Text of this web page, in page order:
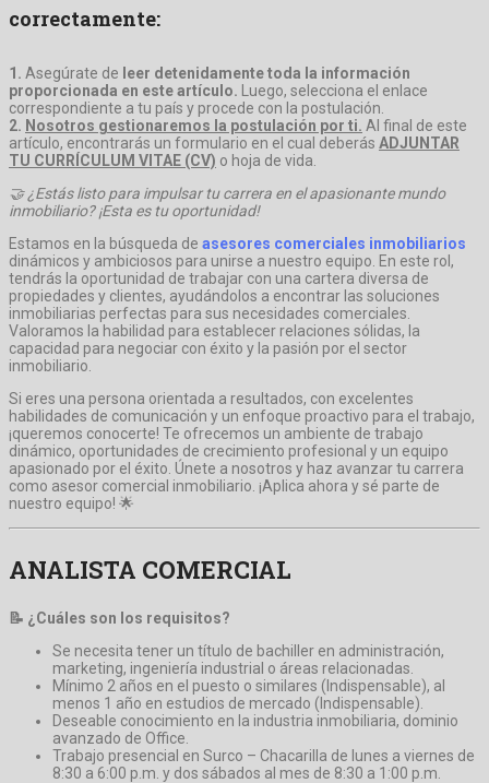
correctamente:
1. Asegúrate de leer detenidamente toda la información
proporcionada en este artículo. Luego, selecciona el enlace
correspondiente a tu país y procede con la postulación.
2. Nosotros gestionaremos la postulación por ti. Al final de este
artículo, encontrarás un formulario en el cual deberás ADJUNTAR
TU CURRÍCULUM VITAE (CV) o hoja de vida.
🤝 ¿Estás listo para impulsar tu carrera en el apasionante mundo
inmobiliario? ¡Esta es tu oportunidad!
Estamos en la búsqueda de asesores comerciales inmobiliarios
dinámicos y ambiciosos para unirse a nuestro equipo. En este rol,
tendrás la oportunidad de trabajar con una cartera diversa de
propiedades y clientes, ayudándolos a encontrar las soluciones
inmobiliarias perfectas para sus necesidades comerciales.
Valoramos la habilidad para establecer relaciones sólidas, la
capacidad para negociar con éxito y la pasión por el sector
inmobiliario.
Si eres una persona orientada a resultados, con excelentes
habilidades de comunicación y un enfoque proactivo para el trabajo,
¡queremos conocerte! Te ofrecemos un ambiente de trabajo
dinámico, oportunidades de crecimiento profesional y un equipo
apasionado por el éxito. Únete a nosotros y haz avanzar tu carrera
como asesor comercial inmobiliario. ¡Aplica ahora y sé parte de
nuestro equipo! 🌟
ANALISTA COMERCIAL
📝 ¿Cuáles son los requisitos?
Se necesita tener un título de bachiller en administración,
marketing, ingeniería industrial o áreas relacionadas.
Mínimo 2 años en el puesto o similares (Indispensable), al
menos 1 año en estudios de mercado (Indispensable).
Deseable conocimiento en la industria inmobiliaria, dominio
avanzado de Office.
Trabajo presencial en Surco – Chacarilla de lunes a viernes de
8:30 a 6:00 p.m. y dos sábados al mes de 8:30 a 1:00 p.m.